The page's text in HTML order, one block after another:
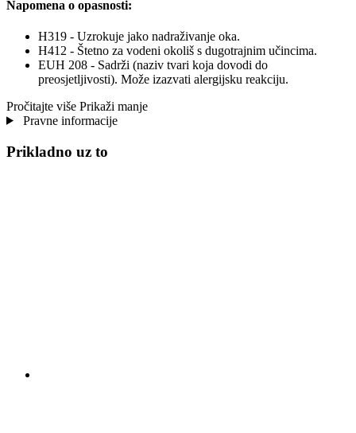
Napomena o opasnosti:
H319 - Uzrokuje jako nadraživanje oka.
H412 - Štetno za vodeni okoliš s dugotrajnim učincima.
EUH 208 - Sadrži (naziv tvari koja dovodi do
preosjetljivosti). Može izazvati alergijsku reakciju.
Pročitajte više Prikaži manje
Pravne informacije
Prikladno uz to